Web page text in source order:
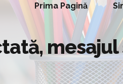
Prima Pagină